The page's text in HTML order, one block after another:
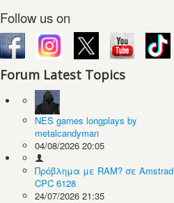
Follow us on
Forum Latest Topics
NES games longplays by
metalcandyman
04/08/2026 20:05
Πρόβλημα με RAM? σε Amstrad
CPC 6128
24/07/2026 21:35